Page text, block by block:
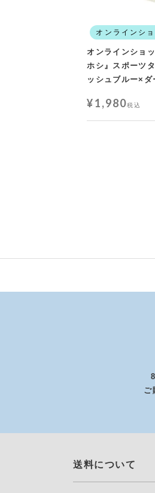
オンラインシ
オンラインショ
ホシ』スポーツ
ッシュブルー×ダ
¥1,980税込
ご
送料について